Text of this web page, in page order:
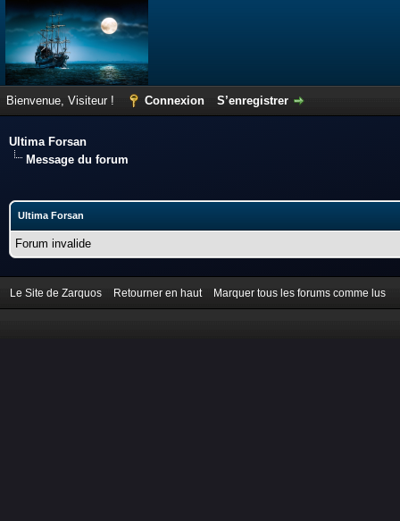
Bienvenue, Visiteur ! Connexion S’enregistrer
Ultima Forsan
Message du forum
Ultima Forsan
Forum invalide
Le Site de Zarquos Retourner en haut Marquer tous les forums comme lus